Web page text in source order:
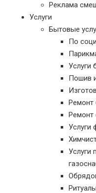
Реклама
Услуги
Бытовые
По
Услуги
Пошив
Ремонт
Ремонт
Услуги
Услуги